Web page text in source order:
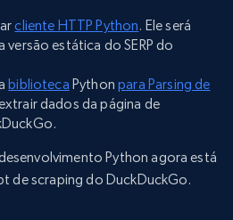
cliente HTTP Python. Ele será
versão estática do SERP do
biblioteca Pythonpara Parsing de
dados da página de
Python agora está
de scraping do DuckDuckGo.